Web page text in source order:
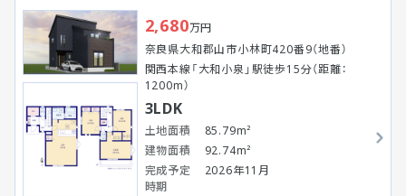
2,680万円
奈良県大和郡山市小林町420番9（地番）
関西本線「大和小泉」駅徒歩15分（距離：
1200m）
3LDK
土地面積
85.79m²
建物面積
92.74m²
完成予定
時期
2026年11月